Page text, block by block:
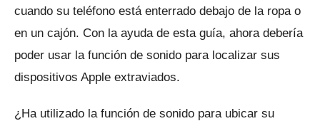
cuando su teléfono está enterrado debajo de la ropa o
en un cajón. Con la ayuda de esta guía, ahora debería
poder usar la función de sonido para localizar sus
dispositivos Apple extraviados.
¿Ha utilizado la función de sonido para ubicar su